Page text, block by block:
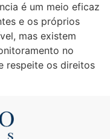
é um meio eficaz
e os próprios
mas existem
no
respeite os direitos